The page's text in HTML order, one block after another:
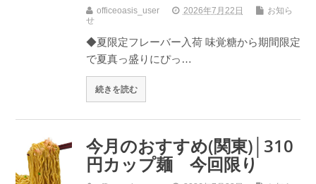
officeoasis_user 2026年7月22日
お知ら
せ
◆夏限定フレーバー入荷 味覚糖から期間限定
で夏真っ盛りにぴっ…
続きを読む
今月のおすすめ(関東)│310
円カップ麺 今回限り